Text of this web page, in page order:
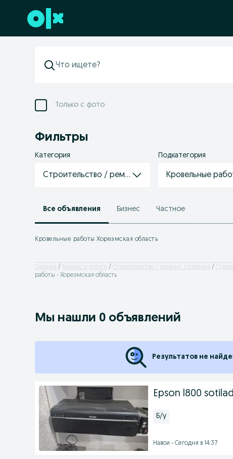
Перейти к нижнему колонтитулу
Только с фото
Фильтры
Категория
Строительство / ремонт / отделка
Подкатегория
Кровельные
Все объявления Бизнес Частное
Кровельные работы Хорезмская область
Главная Бизнес и услуги Строительство / ремонт / отделка
работы - Хорезмская область
Мы нашли 0 объявлений
Результатов не
Epson l800
Б/у
Навои - Сегодня в 14:37